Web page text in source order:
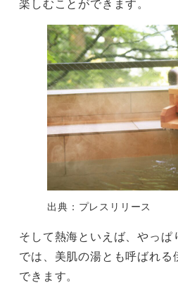
出典：プレスリリース
そして熱海といえば、やっ
では、美肌の湯とも呼ばれ
できます。